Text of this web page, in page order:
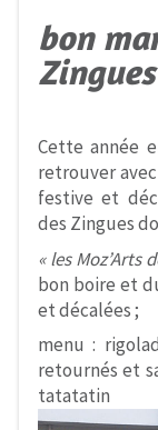
bon
Zingues
Cette année
retrouver
festive et
des Zingues
« les Moz’Arts
bon boire et
et décalées ;
menu :
retournés et